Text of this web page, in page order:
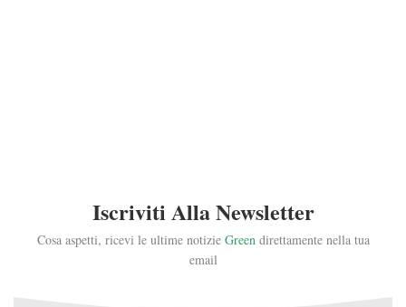
Iscriviti Alla Newsletter
Cosa aspetti, ricevi le ultime notizie Greendirettamente nella tua
email